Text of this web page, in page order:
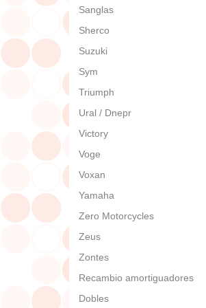
Sanglas
Sherco
Suzuki
Sym
Triumph
Ural / Dnepr
Victory
Voge
Voxan
Yamaha
Zero Motorcycles
Zeus
Zontes
Recambio amortiguadores
Dobles